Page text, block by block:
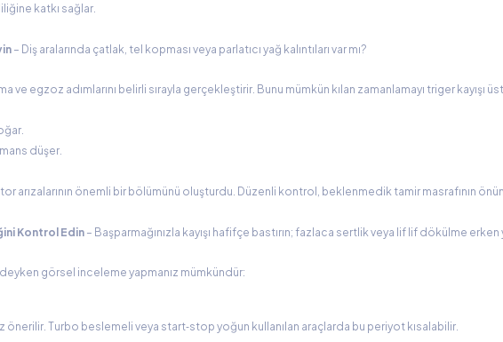
katkı sağlar.
ve egzoz adımlarını belirli sırayla gerçekleştirir. Bunu mümkün kılan zamanlamayı triger kayışı
düşer.
arızalarının önemli bir bölümünü oluşturdu. Düzenli kontrol, beklenmedik tamir masrafının
görsel inceleme yapmanız mümkündür:
– Diş aralarında çatlak, tel kopması veya parlatıcı yağ kalıntıları var mı?
Kontrol Edin– Başparmağınızla kayışı hafifçe bastırın; fazlaca sertlik veya lif lif dökülme erken
Turbo beslemeli veya start‑stop yoğun kullanılan araçlarda bu periyot kısalabilir.